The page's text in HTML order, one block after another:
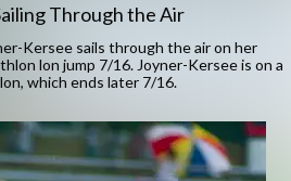
Through the Air
Kersee sails through the air on her
lon jump 7/16. Joyner-Kersee is on a
which ends later 7/16.